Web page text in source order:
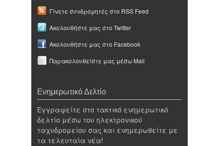
Γίνετε συνδρομητές στο RSS Feed
Ακολουθήστε μας στο Twitter
Ακολουθήστε μας στο Facebook
Παρακολουθείστε μας μέσω Mail
Ενημερωτικό Δελτίο
Εγγραφείτε στο τακτικό ενημερωτικό
δελτίο μέσω του ηλεκτρονικού
ταχυδρομείου σας και ενημερωθείτε με
τα τελευταία νέα!